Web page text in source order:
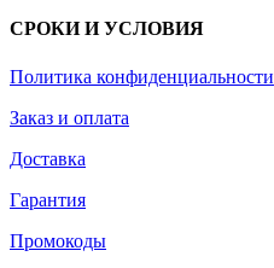
СРОКИ И УСЛОВИЯ
Политика конфиденциальности
Заказ и оплата
Доставка
Гарантия
Промокоды